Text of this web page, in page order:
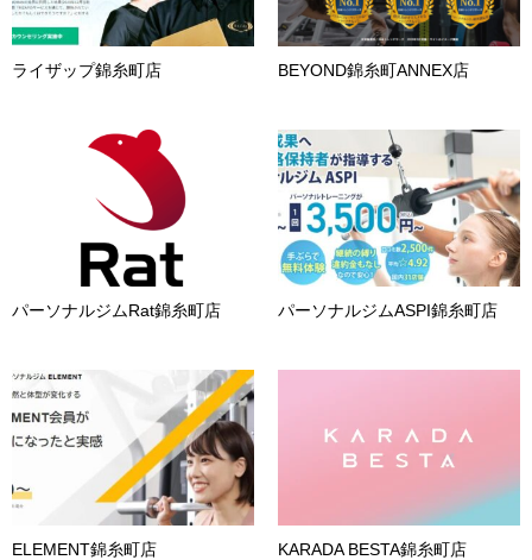
ライザップ錦糸町店 BEYOND錦糸町ANNEX店
パーソナルジムRat錦糸町店 パーソナルジムASPI錦糸町店
ELEMENT錦糸町店 KARADA BESTA錦糸町店